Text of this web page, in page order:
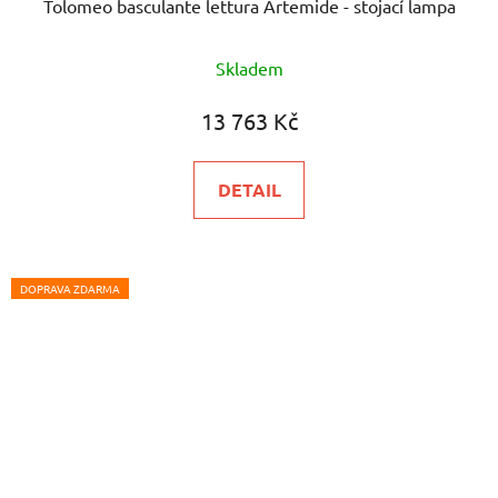
Tolomeo basculante lettura Artemide - stojací lampa
hodnocení
produktu
5,0
z
Skladem
13 763 Kč
DETAIL
DOPRAVA ZDARMA